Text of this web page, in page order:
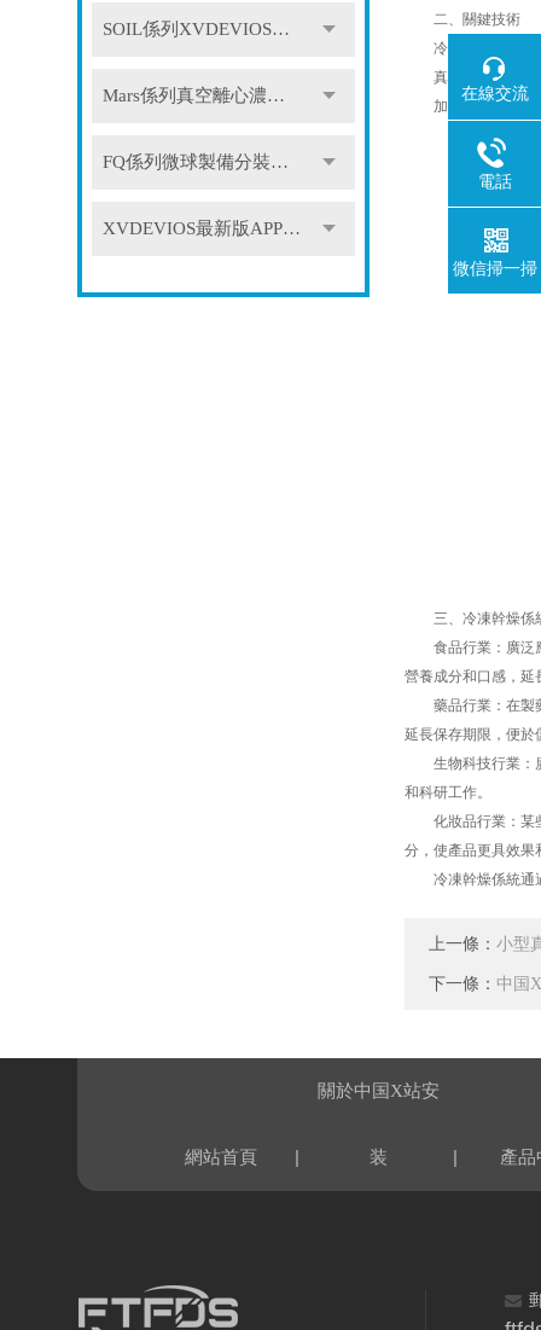
SOIL係列XVDEVIOS最新版APP下载
Mars係列真空離心濃縮儀
FQ係列微球製備分裝係統
XVDEVIOS最新版APP下载配件
二、關鍵技術
冷凍技術：采用低
真空技術：真空技
加熱技術：加熱技
三、冷凍幹燥係
食品行業：廣泛應
營養成分和口感，延
藥品行業：在製藥
延長保存期限，便於
生物科技行業：廣
和科研工作。
化妝品行業：某些
分，使產品更具效果
冷凍幹燥係統通過
上一條： 小型
下一條： 中国
網站首頁 |
關於中国X站安
装 | 產品
在線交流
電話
微信掃一掃